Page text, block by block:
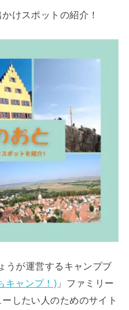
けスポットの紹介！
うが運営するキャンプブ
キャンプ！) 」ファミリー
したい人のためのサイト